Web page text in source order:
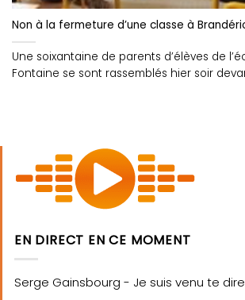
Non à la fermeture d’une classe à
Une soixantaine de parents d’élèves de
Fontaine se sont rassemblés hier soir
EN DIRECT EN CE MOMENT